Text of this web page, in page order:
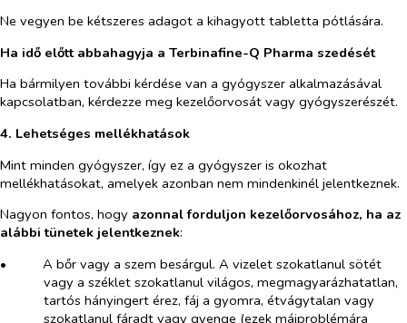
Ne vegyen be kétszeres adagot a kihagyott tabletta pótlására.
Ha idő előtt abbahagyja a Terbinafine-Q Pharma szedését
Ha bármilyen további kérdése van a gyógyszer alkalmazásával
kapcsolatban, kérdezze meg kezelőorvosát vagy gyógyszerészét.
4. Lehetséges mellékhatások
Mint minden gyógyszer, így ez a gyógyszer is okozhat
mellékhatásokat, amelyek azonban nem mindenkinél jelentkeznek.
Nagyon fontos, hogy azonnal forduljon kezelőorvosához, ha az
alábbi tünetek jelentkeznek:
•​
A bőr vagy a szem besárgul. A vizelet szokatlanul sötét
vagy a széklet szokatlanul világos, megmagyarázhatatlan,
tartós hányingert érez, fáj a gyomra, étvágytalan vagy
szokatlanul fáradt vagy gyenge (ezek májproblémára